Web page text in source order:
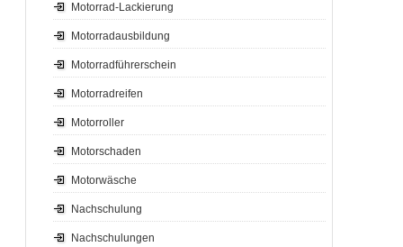
Motorrad-Lackierung
Motorradausbildung
Motorradführerschein
Motorradreifen
Motorroller
Motorschaden
Motorwäsche
Nachschulung
Nachschulungen